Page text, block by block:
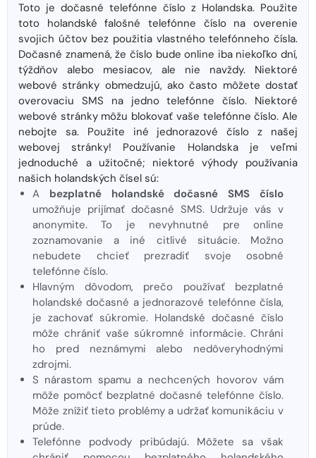
Toto je dočasné telefónne číslo z Holandska. Použite
toto holandské falošné telefónne číslo na overenie
svojich účtov bez použitia vlastného telefónneho čísla.
Dočasné znamená, že číslo bude online iba niekoľko dní,
týždňov alebo mesiacov, ale nie navždy. Niektoré
webové stránky obmedzujú, ako často môžete dostať
overovaciu SMS na jedno telefónne číslo. Niektoré
webové stránky môžu blokovať vaše telefónne číslo. Ale
nebojte sa. Použite iné jednorazové číslo z našej
webovej stránky! Používanie Holandska je veľmi
jednoduché a užitočné; niektoré výhody používania
našich holandských čísel sú:
A bezplatné holandské dočasné SMS číslo
umožňuje prijímať dočasné SMS. Udržuje vás v
anonymite. To je nevyhnutné pre online
zoznamovanie a iné citlivé situácie. Možno
nebudete chcieť prezradiť svoje osobné
telefónne číslo.
Hlavným dôvodom, prečo používať bezplatné
holandské dočasné a jednorazové telefónne čísla,
je zachovať súkromie. Holandské dočasné číslo
môže chrániť vaše súkromné ​​informácie. Chráni
ho pred neznámymi alebo nedôveryhodnými
zdrojmi.
S nárastom spamu a nechcených hovorov vám
môže pomôcť bezplatné dočasné telefónne číslo.
Môže znížiť tieto problémy a udržať komunikáciu v
prúde.
Telefónne podvody pribúdajú. Môžete sa však